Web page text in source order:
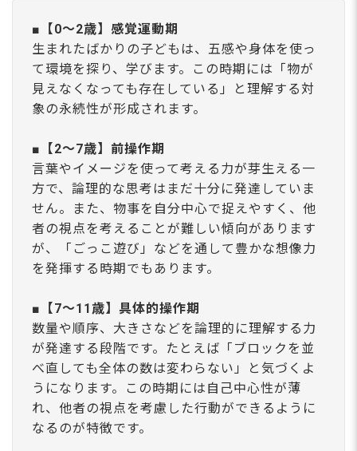
■【0～2歳】感覚運動期
生まれたばかりの子どもは、五感や身体を使っ
て環境を探り、学びます。この時期には「物が
見えなくなっても存在している」と理解する対
象の永続性が形成されます。
■【2～7歳】前操作期
言葉やイメージを使って考える力が芽生える一
方で、論理的な思考はまだ十分に発達していま
せん。また、物事を自分中心で捉えやすく、他
者の視点を考えることが難しい傾向があります
が、「ごっこ遊び」などを通して豊かな想像力
を発揮する時期でもあります。
■【7～11歳】具体的操作期
数量や順序、大きさなどを論理的に理解する力
が発達する段階です。たとえば「ブロックを並
べ直しても全体の数は変わらない」と気づくよ
うになります。この時期には自己中心性が薄
れ、他者の視点を考慮した行動ができるように
なるのが特徴です。